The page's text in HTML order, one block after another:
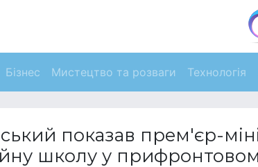
Бізнес Мистецтво та розваги Технологія
показав прем'єр-
школу у